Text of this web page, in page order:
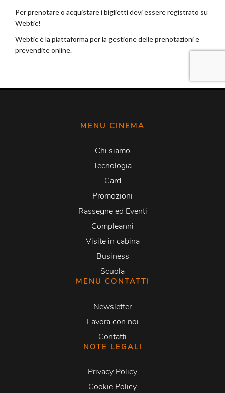
MENU CINEMA
Chi siamo
Tecnologia
Card
Promozioni
Rassegne ed Eventi
Compleanni
Visite in cabina
Business
Scuola
MENU CONTATTI
Newsletter
Lavora con noi
Contatti
NOTE LEGALI
Privacy Policy
Cookie Policy